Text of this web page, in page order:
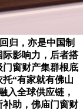
归，亦是中国制
影响力，后者搭
窗财产集群根底
“有家就有佛山
入全球供应链，
助，佛庙门窗财